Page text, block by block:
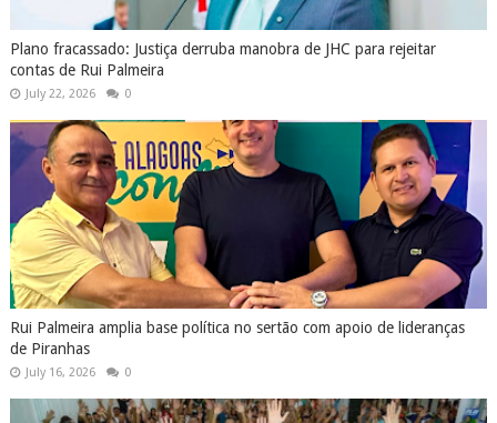
Plano fracassado: Justiça derruba manobra de JHC para rejeitar
contas de Rui Palmeira
July 22, 2026 0
Rui Palmeira amplia base política no sertão com apoio de lideranças
de Piranhas
July 16, 2026 0